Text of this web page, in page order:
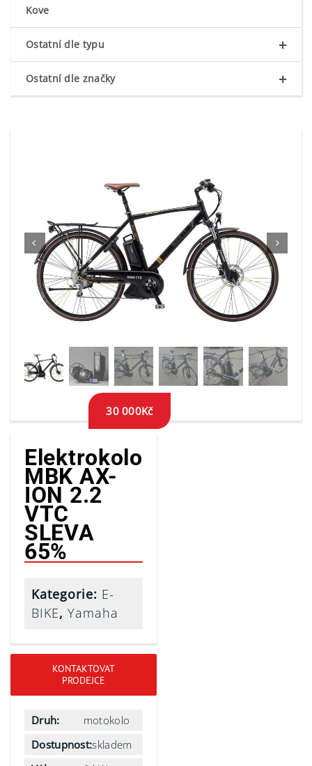
 
Elektrokolo
MBK AX-
ION 2.2
VTC
SLEVA
65%
30 000Kč
Kategorie: E-
BIKE, Yamaha
KONTAKTOVAT
PRODEJCE
Druh:
motokolo
Dostupnost:skladem
Kove
+
Ostatní dle typu
+
Ostatní dle značky